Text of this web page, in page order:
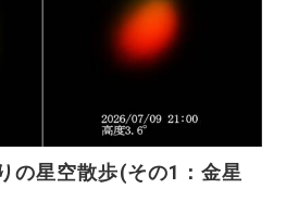
の星空散歩(その1：金星